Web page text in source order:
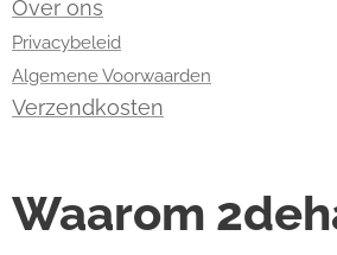
Over ons
Privacybeleid
Algemene Voorwaarden
Verzendkosten
Waarom